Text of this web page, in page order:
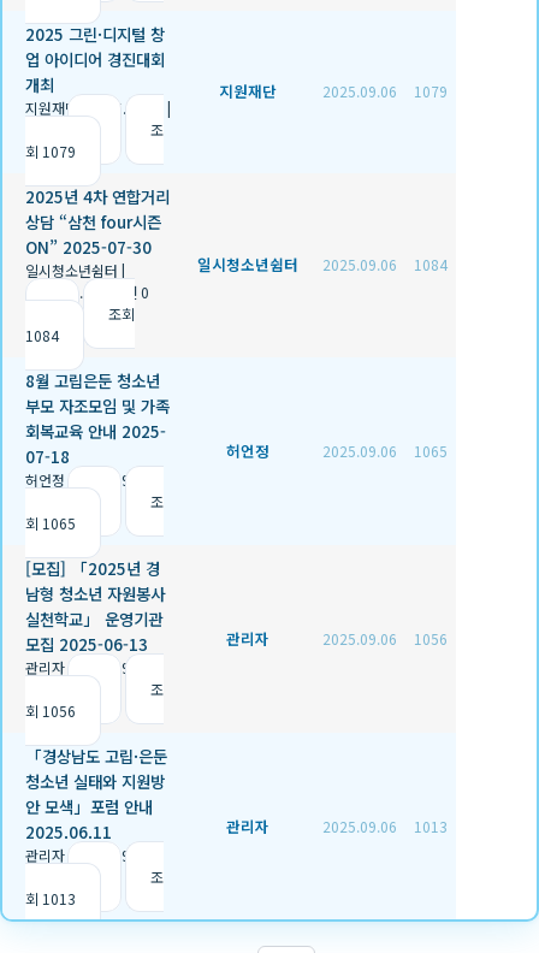
2025 그린·디지털 창
업 아이디어 경진대회
개최
지원재단 2025.09.06
|
조
회 1079
지원재단 2025.09.06 1079
2025년 4차 연합거리
상담 “삼천 four시즌
ON” 2025-07-30
일시청소년쉼터 |
2025.09.06
추천 0
조회
1084
일시청소년쉼터 2025.09.06 1084
8월 고립은둔 청소년
부모 자조모임 및 가족
회복교육 안내 2025-
07-18
허언정 2025.09.06
조
회 1065
허언정 2025.09.06 1065
[모집] 「2025년 경
남형 청소년 자원봉사
실천학교」 운영기관
모집 2025-06-13
관리자 2025.09.06
조
회 1056
관리자 2025.09.06 1056
「경상남도 고립·은둔
청소년 실태와 지원방
안 모색」포럼 안내
2025.06.11
관리자 2025.09.06
조
회 1013
관리자 2025.09.06 1013